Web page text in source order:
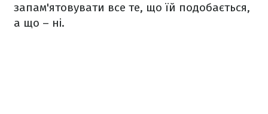
запам'ятовувати все те, що їй подобається,
а що – ні.